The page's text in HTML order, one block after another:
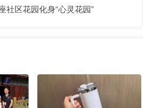
社区花园化身“心灵花园”